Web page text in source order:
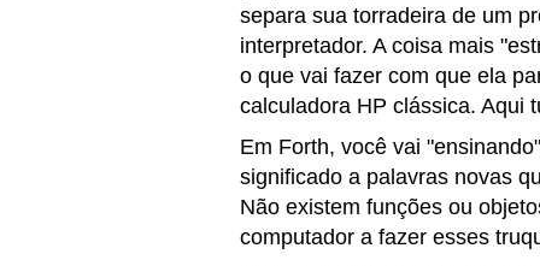
separa sua torradeira de um
interpretador. A coisa mais
o que vai fazer com que ela
calculadora HP clássica. Aqui
Em Forth, você vai
significado a palavras novas
Não existem funções ou
computador a fazer esses